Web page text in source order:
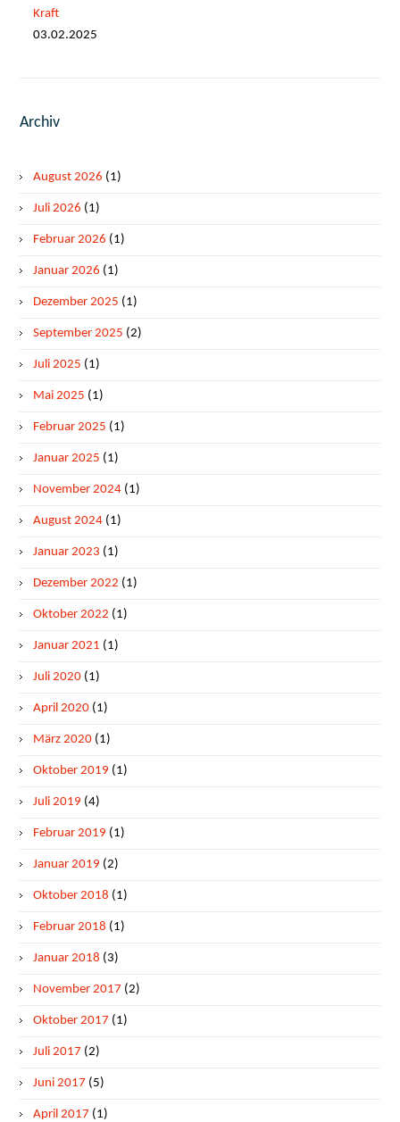
Kraft
03.02.2025
Archiv
August 2026 (1)
Juli 2026 (1)
Februar 2026 (1)
Januar 2026 (1)
Dezember 2025 (1)
September 2025 (2)
Juli 2025 (1)
Mai 2025 (1)
Februar 2025 (1)
Januar 2025 (1)
November 2024 (1)
August 2024 (1)
Januar 2023 (1)
Dezember 2022 (1)
Oktober 2022 (1)
Januar 2021 (1)
Juli 2020 (1)
April 2020 (1)
März 2020 (1)
Oktober 2019 (1)
Juli 2019 (4)
Februar 2019 (1)
Januar 2019 (2)
Oktober 2018 (1)
Februar 2018 (1)
Januar 2018 (3)
November 2017 (2)
Oktober 2017 (1)
Juli 2017 (2)
Juni 2017 (5)
April 2017 (1)